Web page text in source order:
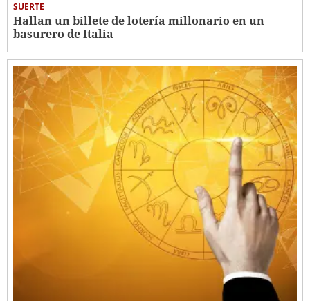
SUERTE
Hallan un billete de lotería millonario en un
basurero de Italia